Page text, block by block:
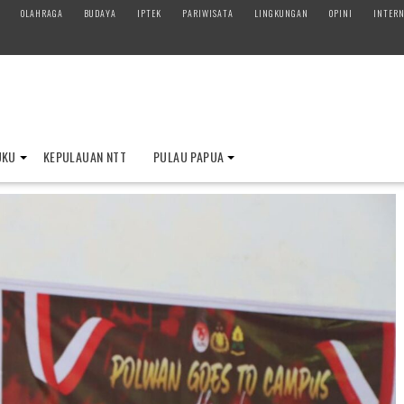
OLAHRAGA BUDAYA IPTEK PARIWISATA LINGKUNGAN OPINI
KEPULAUAN NTT PULAU PAPUA